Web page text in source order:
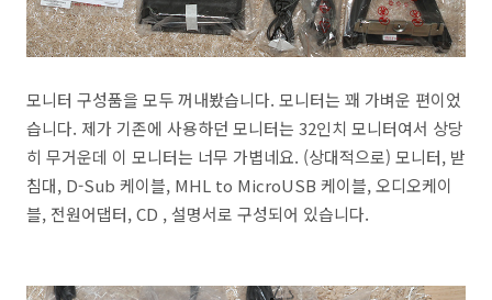
모니터 구성품을 모두 꺼내봤습니다. 모니터는 꽤 가벼운 편이었
습니다. 제가 기존에 사용하던 모니터는 32인치 모니터여서 상당
히 무거운데 이 모니터는 너무 가볍네요. (상대적으로) 모니터, 받
침대, D-Sub 케이블, MHL to MicroUSB 케이블, 오디오케이
블, 전원어댑터, CD , 설명서로 구성되어 있습니다.